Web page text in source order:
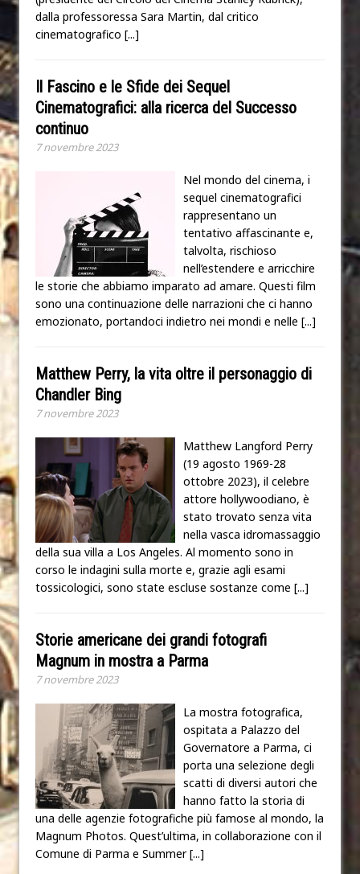
dalla professoressa Sara Martin, dal critico
cinematografico [...]
Il Fascino e le Sfide dei Sequel
Cinematografici: alla ricerca del Successo
continuo
7 novembre 2023
Nel mondo del cinema, i
sequel cinematografici
rappresentano un
tentativo affascinante e,
talvolta, rischioso
nell’estendere e arricchire
le storie che abbiamo imparato ad amare. Questi film
sono una continuazione delle narrazioni che ci hanno
emozionato, portandoci indietro nei mondi e nelle [...]
Matthew Perry, la vita oltre il personaggio di
Chandler Bing
7 novembre 2023
Matthew Langford Perry
(19 agosto 1969-28
ottobre 2023), il celebre
attore hollywoodiano, è
stato trovato senza vita
nella vasca idromassaggio
della sua villa a Los Angeles. Al momento sono in
corso le indagini sulla morte e, grazie agli esami
tossicologici, sono state escluse sostanze come [...]
Storie americane dei grandi fotografi
Magnum in mostra a Parma
7 novembre 2023
La mostra fotografica,
ospitata a Palazzo del
Governatore a Parma, ci
porta una selezione degli
scatti di diversi autori che
hanno fatto la storia di
una delle agenzie fotografiche più famose al mondo, la
Magnum Photos. Quest’ultima, in collaborazione con il
Comune di Parma e Summer[...]